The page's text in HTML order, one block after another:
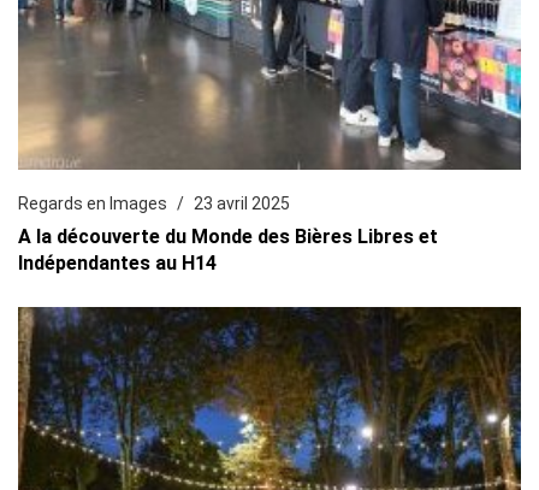
Regards en Images 23 avril 2025
A la découverte du Monde des Bières Libres et
Indépendantes au H14